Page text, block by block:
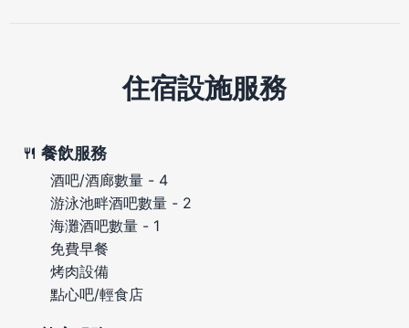
住宿設施服務
餐飲服務
酒吧/酒廊數量 - 4
游泳池畔酒吧數量 - 2
海灘酒吧數量 - 1
免費早餐
烤肉設備
點心吧/輕食店